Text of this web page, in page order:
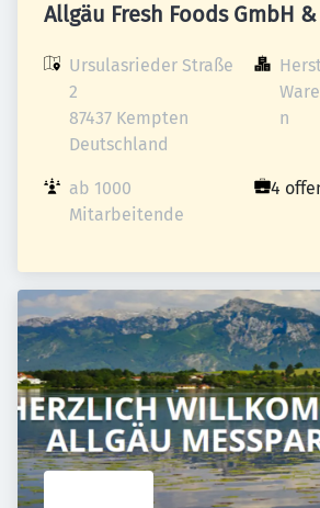
Allgäu Fresh Foods GmbH &
Ursulasrieder Straße
2
87437 Kempten
Deutschland
n
ab 1000
Mitarbeitende
4